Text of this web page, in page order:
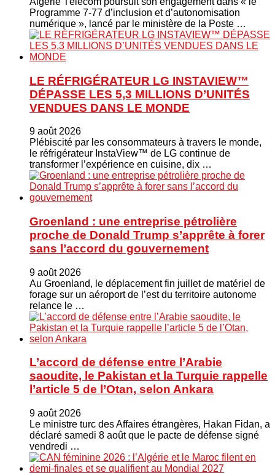
Programme 7-77 d’inclusion et d’autonomisation
numérique », lancé par le ministère de la Poste …
LE RÉFRIGÉRATEUR LG INSTAVIEW™
DÉPASSE LES 5,3 MILLIONS D’UNITÉS
VENDUES DANS LE MONDE
9 août 2026
Plébiscité par les consommateurs à travers le monde,
le réfrigérateur InstaView™ de LG continue de
transformer l’expérience en cuisine, dix …
Groenland : une entreprise pétrolière
proche de Donald Trump s’apprête à forer
sans l’accord du gouvernement
9 août 2026
Au Groenland, le déplacement fin juillet de matériel de
forage sur un aéroport de l’est du territoire autonome
relance le …
L’accord de défense entre l’Arabie
saoudite, le Pakistan et la Turquie rappelle
l’article 5 de l’Otan, selon Ankara
9 août 2026
Le ministre turc ⁠des Affaires étrangères, Hakan ​Fidan, a
déclaré samedi 8 août que le pacte de défense signé
vendredi …